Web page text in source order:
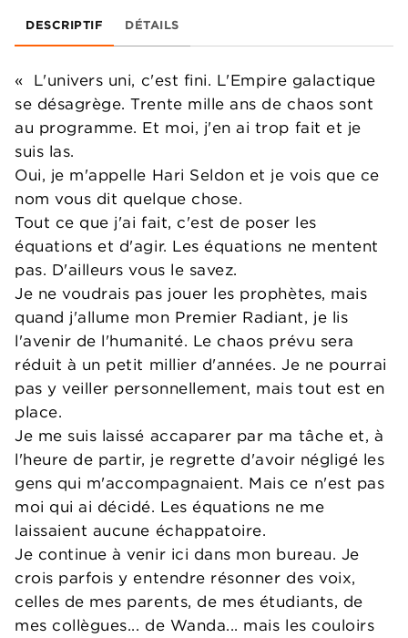
DESCRIPTIF DÉTAILS
« L'univers uni, c'est fini. L'Empire galactique
se désagrège. Trente mille ans de chaos sont
au programme. Et moi, j'en ai trop fait et je
suis las.
Oui, je m'appelle Hari Seldon et je vois que ce
nom vous dit quelque chose.
Tout ce que j'ai fait, c'est de poser les
équations et d'agir. Les équations ne mentent
pas. D'ailleurs vous le savez.
Je ne voudrais pas jouer les prophètes, mais
quand j'allume mon Premier Radiant, je lis
l'avenir de l'humanité. Le chaos prévu sera
réduit à un petit millier d'années. Je ne pourrai
pas y veiller personnellement, mais tout est en
place.
Je me suis laissé accaparer par ma tâche et, à
l'heure de partir, je regrette d'avoir négligé les
gens qui m'accompagnaient. Mais ce n'est pas
moi qui ai décidé. Les équations ne me
laissaient aucune échappatoire.
Je continue à venir ici dans mon bureau. Je
crois parfois y entendre résonner des voix,
celles de mes parents, de mes étudiants, de
mes collègues... de Wanda... mais les couloirs